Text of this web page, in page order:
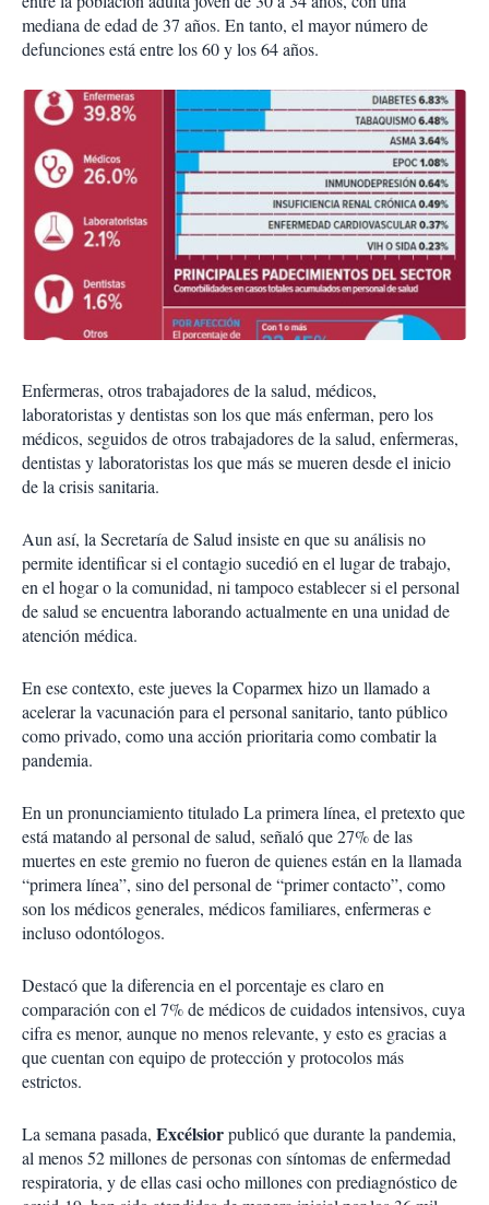
mediana de edad de 37 años. En tanto, el mayor número de
defunciones está entre los 60 y los 64 años.
Enfermeras, otros trabajadores de la salud, médicos,
laboratoristas y dentistas son los que más enferman, pero los
médicos, seguidos de otros trabajadores de la salud, enfermeras,
dentistas y laboratoristas los que más se mueren desde el inicio
de la crisis sanitaria.
Aun así, la Secretaría de Salud insiste en que su análisis no
permite identificar si el contagio sucedió en el lugar de trabajo,
en el hogar o la comunidad, ni tampoco establecer si el personal
de salud se encuentra laborando actualmente en una unidad de
atención médica.
En ese contexto, este jueves la Coparmex hizo un llamado a
acelerar la vacunación para el personal sanitario, tanto público
como privado, como una acción prioritaria como combatir la
pandemia.
En un pronunciamiento titulado La primera línea, el pretexto que
está matando al personal de salud, señaló que 27% de las
muertes en este gremio no fueron de quienes están en la llamada
“primera línea”, sino del personal de “primer contacto”, como
son los médicos generales, médicos familiares, enfermeras e
incluso odontólogos.
Destacó que la diferencia en el porcentaje es claro en
comparación con el 7% de médicos de cuidados intensivos, cuya
cifra es menor, aunque no menos relevante, y esto es gracias a
que cuentan con equipo de protección y protocolos más
estrictos.
La semana pasada, Excélsiorpublicó que durante la pandemia,
al menos 52 millones de personas con síntomas de enfermedad
respiratoria, y de ellas casi ocho millones con prediagnóstico de